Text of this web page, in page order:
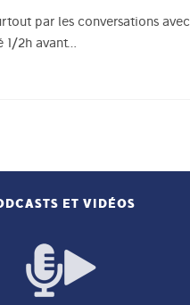
par les conversations avec
1/2h avant…
ET VIDÉOS